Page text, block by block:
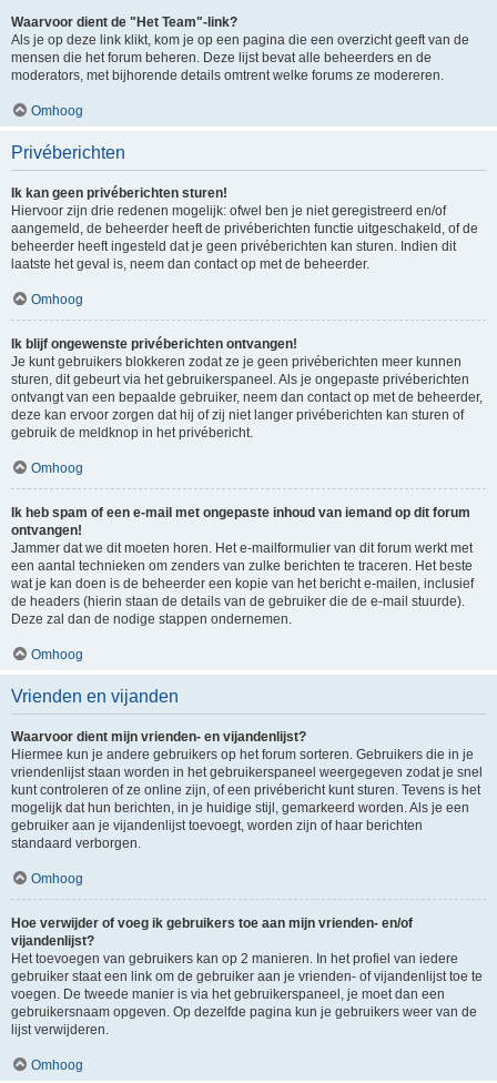
Waarvoor dient de "Het Team"-link?
Als je op deze link klikt, kom je op een pagina die een overzicht geeft van de
mensen die het forum beheren. Deze lijst bevat alle beheerders en de
moderators, met bijhorende details omtrent welke forums ze modereren.
Omhoog
Privéberichten
Ik kan geen privéberichten sturen!
Hiervoor zijn drie redenen mogelijk: ofwel ben je niet geregistreerd en/of
aangemeld, de beheerder heeft de privéberichten functie uitgeschakeld, of de
beheerder heeft ingesteld dat je geen privéberichten kan sturen. Indien dit
laatste het geval is, neem dan contact op met de beheerder.
Omhoog
Ik blijf ongewenste privéberichten ontvangen!
Je kunt gebruikers blokkeren zodat ze je geen privéberichten meer kunnen
sturen, dit gebeurt via het gebruikerspaneel. Als je ongepaste privéberichten
ontvangt van een bepaalde gebruiker, neem dan contact op met de beheerder,
deze kan ervoor zorgen dat hij of zij niet langer privéberichten kan sturen of
gebruik de meldknop in het privébericht.
Omhoog
Ik heb spam of een e-mail met ongepaste inhoud van iemand op dit forum
ontvangen!
Jammer dat we dit moeten horen. Het e-mailformulier van dit forum werkt met
een aantal technieken om zenders van zulke berichten te traceren. Het beste
wat je kan doen is de beheerder een kopie van het bericht e-mailen, inclusief
de headers (hierin staan de details van de gebruiker die de e-mail stuurde).
Deze zal dan de nodige stappen ondernemen.
Omhoog
Vrienden en vijanden
Waarvoor dient mijn vrienden- en vijandenlijst?
Hiermee kun je andere gebruikers op het forum sorteren. Gebruikers die in je
vriendenlijst staan worden in het gebruikerspaneel weergegeven zodat je snel
kunt controleren of ze online zijn, of een privébericht kunt sturen. Tevens is het
mogelijk dat hun berichten, in je huidige stijl, gemarkeerd worden. Als je een
gebruiker aan je vijandenlijst toevoegt, worden zijn of haar berichten
standaard verborgen.
Omhoog
Hoe verwijder of voeg ik gebruikers toe aan mijn vrienden- en/of
vijandenlijst?
Het toevoegen van gebruikers kan op 2 manieren. In het profiel van iedere
gebruiker staat een link om de gebruiker aan je vrienden- of vijandenlijst toe te
voegen. De tweede manier is via het gebruikerspaneel, je moet dan een
gebruikersnaam opgeven. Op dezelfde pagina kun je gebruikers weer van de
lijst verwijderen.
Omhoog